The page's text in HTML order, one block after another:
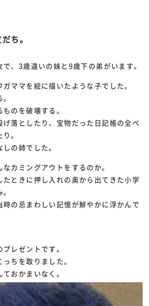
ち。
、3歳違いの妹と9歳下の弟がいます。
ママを絵に描いたような子でした。
のを破壊する。
落としたり、宝物だった日記帳の全ペ
。
の姉でした。
カミングアウトをするのか。
たときに押し入れの奥から出てきた小学
時の忌まわしい記憶が鮮やかに浮かんで
レゼントです。
ちを取りました。
おかまいなく。